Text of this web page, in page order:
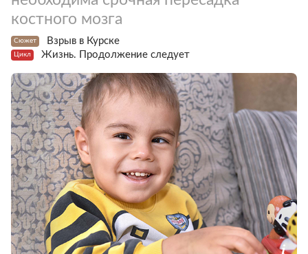
костного мозга
Сюжет Взрыв в Курске
Цикл Жизнь. Продолжение следует